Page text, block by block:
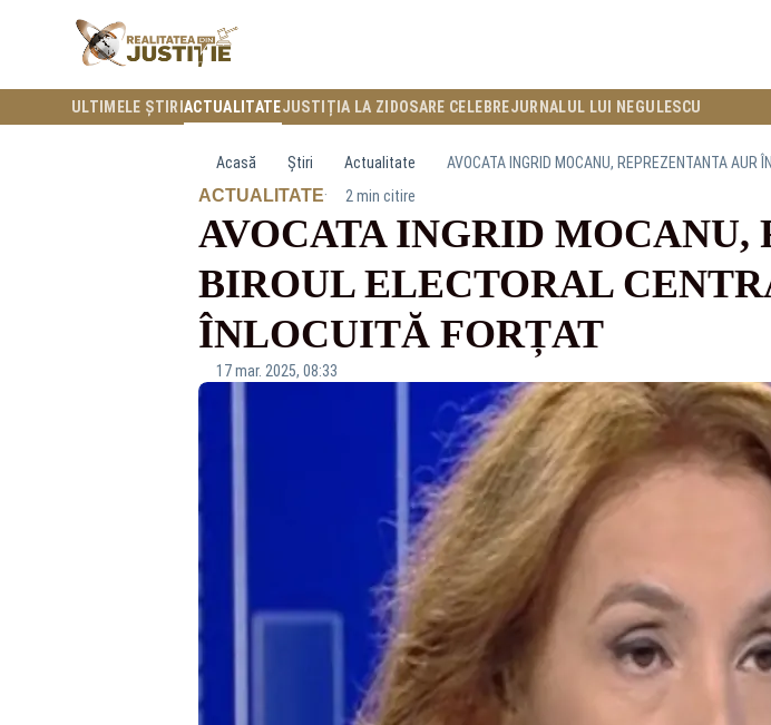
ULTIMELE ȘTIRI ACTUALITATEJUSTIȚIA LA ZI DOSARE CELEBREJURNALUL LUI NEGULESCU
Acasă Știri Actualitate AVOCATA INGRID MOCANU, REPREZENTANTA AUR
ACTUALITATE· 2 min citire
AVOCATA INGRID MOCANU,
BIROUL ELECTORAL
ÎNLOCUITĂ FORȚAT
17 mar. 2025, 08:33